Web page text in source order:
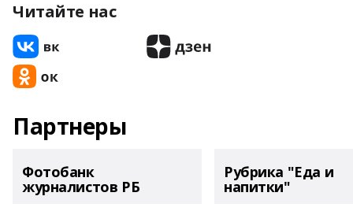
Читайте нас
Партнеры
Фотобанк
журналистов РБ
Рубрика "Еда и
напитки"